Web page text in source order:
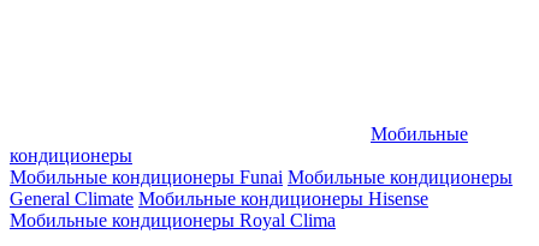
Мобильные
кондиционеры
Мобильные кондиционеры Funai Мобильные кондиционеры
General Climate Мобильные кондиционеры Hisense
Мобильные кондиционеры Royal Clima